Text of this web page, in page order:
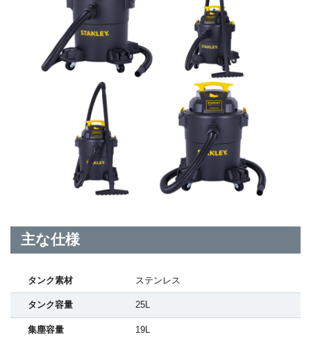
主な仕様
タンク素材 ステンレス
タンク容量 25L
集塵容量 19L